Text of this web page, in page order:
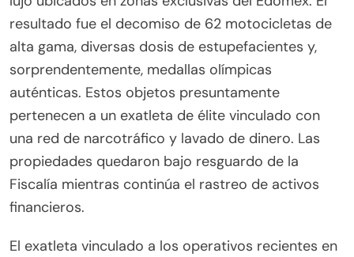
resultado fue el decomiso de 62 motocicletas de
alta gama, diversas dosis de estupefacientes y,
sorprendentemente, medallas olímpicas
auténticas. Estos objetos presuntamente
pertenecen a un exatleta de élite vinculado con
una red de narcotráfico y lavado de dinero. Las
propiedades quedaron bajo resguardo de la
Fiscalía mientras continúa el rastreo de activos
financieros.
El exatleta vinculado a los operativos recientes en